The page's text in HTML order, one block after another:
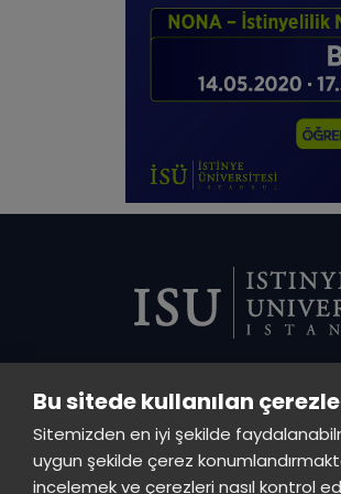
Bu sitede kullanılan
Sitemizden en iyi şekilde
uygun şekilde çerez
incelemek ve çerezleri nasıl kontrol